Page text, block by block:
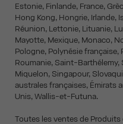
Estonie, Finlande, France,
Hong Kong, Hongrie, Irlande,
Réunion, Lettonie, Lituanie,
Mayotte, Mexique, Monaco,
Pologne, Polynésie
Roumanie, Saint-
Miquelon, Singapour,
australes françaises, Émirats
Unis, Wallis-et-Futuna.
Toutes les ventes de Produits